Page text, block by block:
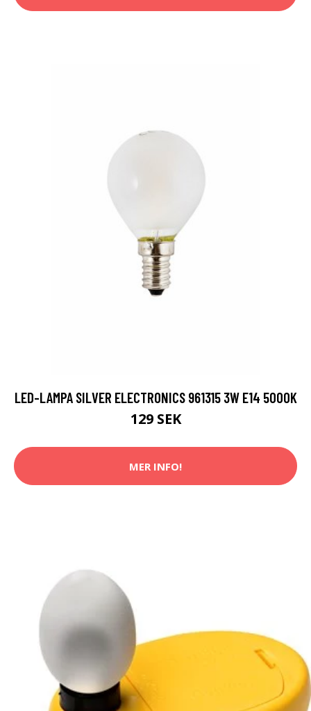
LED-LAMPA SILVER ELECTRONICS 961315 3W E14 5000K
129 SEK
MER INFO!